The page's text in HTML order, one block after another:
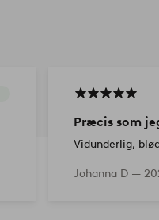
Præcis som
Vidunderlig,
Johanna D —